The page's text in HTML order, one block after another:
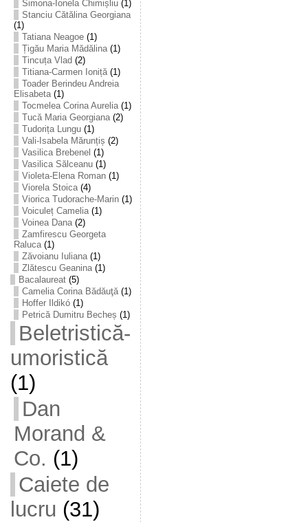
Simona-Ionela Chimișliu(1)
Stanciu Cătălina Georgiana
(1)
Tatiana Neagoe(1)
Țigău Maria Mădălina(1)
Tincuța Vlad (2)
Titiana-Carmen Ioniță(1)
Toader Berindeu Andreia
Elisabeta(1)
Tocmelea Corina Aurelia(1)
Tucă Maria Georgiana(2)
Tudorița Lungu(1)
Vali-Isabela Mărunțiș (2)
Vasilica Brebenel (1)
Vasilica Sălceanu(1)
Violeta-Elena Roman(1)
Viorela Stoica(4)
Viorica Tudorache-Marin(1)
Voiculeț Camelia(1)
Voinea Dana(2)
Zamfirescu Georgeta
Raluca(1)
Zăvoianu Iuliana(1)
Zlătescu Geanina(1)
Bacalaureat(5)
Camelia Corina Bădăuţă(1)
Hoffer Ildikó(1)
Petrică Dumitru Becheș (1)
Beletristică-
umoristică
(1)
Dan
Morand &
Co. (1)
Caiete de
lucru (31)